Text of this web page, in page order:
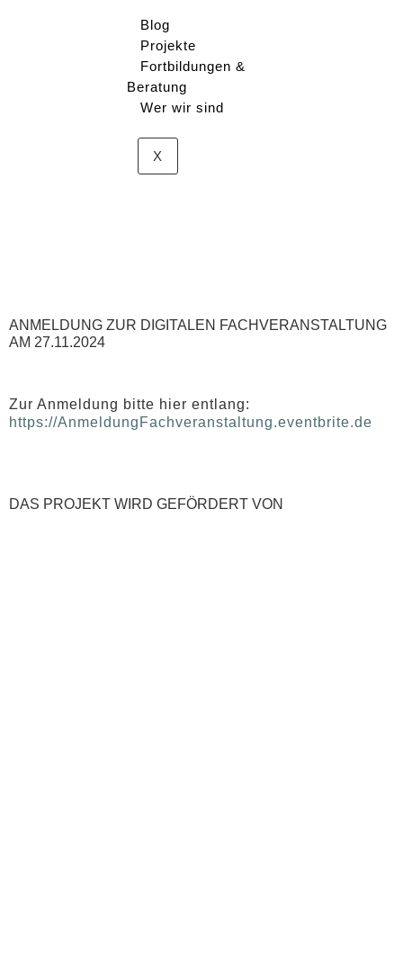
Blog
Projekte
Fortbildungen &
Beratung
Wer wir sind
X
ANMELDUNG ZUR DIGITALEN FACHVERANSTALTUNG
AM 27.11.2024
Zur Anmeldung bitte hier entlang:
https://AnmeldungFachveranstaltung.eventbrite.de
DAS PROJEKT WIRD GEFÖRDERT VON